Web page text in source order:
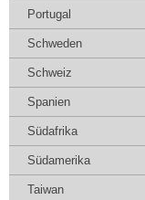
Portugal
Schweden
Schweiz
Spanien
Südafrika
Südamerika
Taiwan